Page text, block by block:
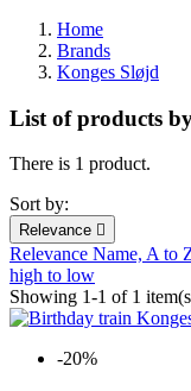
Home
Brands
Konges Sløjd
List of products
There is 1 product.
Sort by:
Relevance 
Relevance Name, A to
high to low
Showing 1-1 of 1
-20%